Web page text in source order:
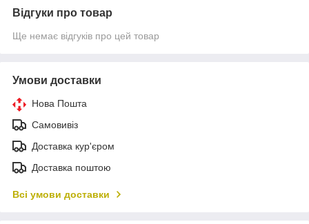
Відгуки про товар
Ще немає відгуків про цей товар
Умови доставки
Нова Пошта
Самовивіз
Доставка кур'єром
Доставка поштою
Всі умови доставки